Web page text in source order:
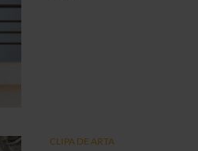
CLIPA DE ARTA